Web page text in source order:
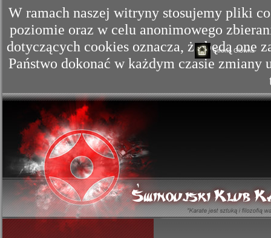
W ramach naszej witryny stosujemy pliki
poziomie oraz w celu anonimowego
dotyczących cookies oznacza, że będą one
Państwo dokonać w każdym czasie
Strona Główna